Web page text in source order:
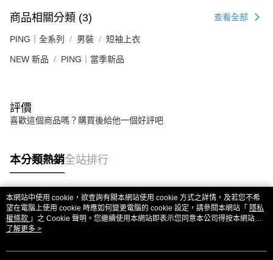
商品相關分類 (3) 查看全部
PING｜全系列 男裝 短袖上衣
NEW 新品 PING｜當季新品
評價
喜歡這個商品嗎？購買後給他一個好評吧
本分類熱銷全站排行
熱門標籤
本網站中使用 cookie，欲查詢有關本網站使用 cookie 方式之詳情，及若您不希
望在電腦上使用 cookie 時應如何變更電腦的 cookie 設定，請參閱本網站「 隱私
權條款 」之 Cookie 聲明。您繼續使用本網站即表示您同意本公司得按本網站使
用條款之 Cookie 聲明使用 cookie。
了解更多 >